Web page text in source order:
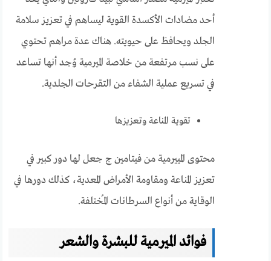
أحد مضادات الأكسدة القوية ليساهم في تعزيز سلامة
الجلد ويحافظ على حيويته. هناك عدة مراهم تحتوي
على نسب مرتفعة من خلاصة الميرمية وُجد أنها تساعد
في تسريع عملية الشفاء من التقرحات الجلدية.
تقوية المناعة وتعزيزها
محتوى المييرمية من فيتامين ج جعل لها دور كبير في
تعزيز المناعة ومقاومة الأمراض المعدية، كذلك دورها في
الوقاية من أنواع السرطانات المُختلفة.
فوائد الميرمية للبشرة والشعر